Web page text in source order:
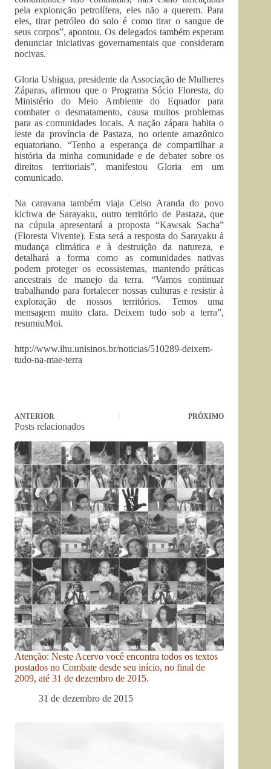
pela exploração petrolífera, eles não a querem. Para
eles, tirar petróleo do solo é como tirar o sangue de
seus corpos”, apontou. Os delegados também esperam
denunciar iniciativas governamentais que consideram
nocivas.
Gloria Ushigua, presidente da Associação de Mulheres
Záparas, afirmou que o Programa Sócio Floresta, do
Ministério do Meio Ambiente do Equador para
combater o desmatamento, causa muitos problemas
para as comunidades locais. A nação zápara habita o
leste da província de Pastaza, no oriente amazônico
equatoriano. “Tenho a esperança de compartilhar a
história da minha comunidade e de debater sobre os
direitos territoriais”, manifestou Gloria em um
comunicado.
Na caravana também viaja Celso Aranda do povo
kichwa de Sarayaku, outro território de Pastaza, que
na cúpula apresentará a proposta “Kawsak Sacha”
(Floresta Vivente). Esta será a resposta do Sarayaku à
mudança climática e à destruição da natureza, e
detalhará a forma como as comunidades nativas
podem proteger os ecossistemas, mantendo práticas
ancestrais de manejo da terra. “Vamos continuar
trabalhando para fortalecer nossas culturas e resistir à
exploração de nossos territórios. Temos uma
mensagem muito clara. Deixem tudo sob a terra”,
resumiuMoi.
http://www.ihu.unisinos.br/noticias/510289-deixem-
tudo-na-mae-terra
ANTERIOR PRÓXIMO
Posts relacionados
Atenção: Neste Acervo você encontra todos os textos
postados no Combate desde seu início, no final de
2009, até 31 de dezembro de 2015.
31 de dezembro de 2015